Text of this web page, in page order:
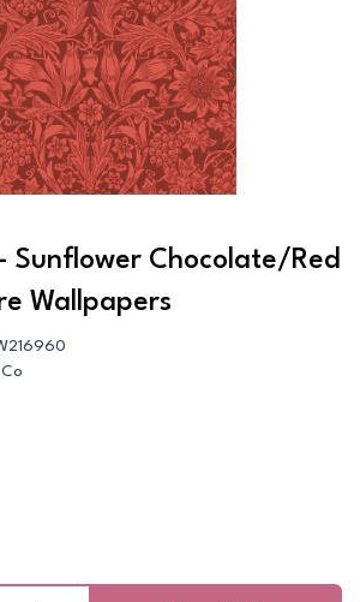
Sunflower Chocolate/Red
Wallpapers